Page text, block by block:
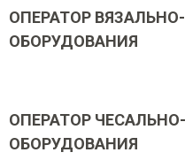
ОПЕРАТОР
ОБОРУДОВАНИЯ
ОПЕРАТОР
ОБОРУДОВАНИЯ